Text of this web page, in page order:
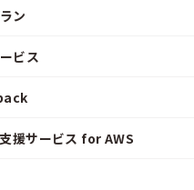
ン
ビス
援サービス for AWS